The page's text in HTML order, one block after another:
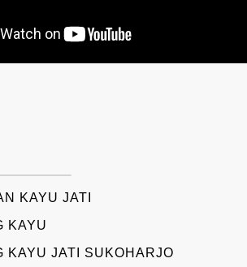
KAYU JATI
KAYU
KAYU JATI SUKOHARJO